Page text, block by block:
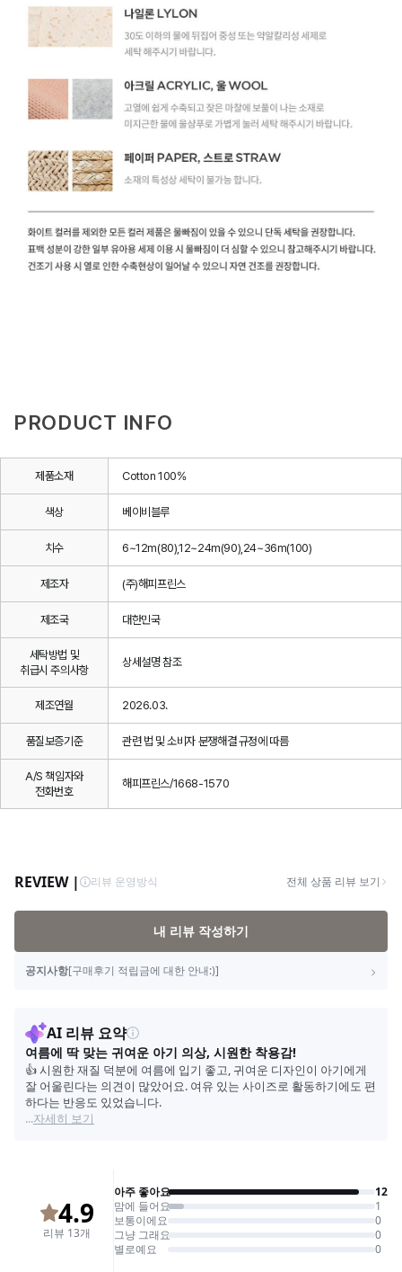
PRODUCT INFO
제품소재 Cotton 100%
색상 베이비블루
치수 6~12m(80),12~24m(90),24~36m(100)
제조자 (주)해피프린스
제조국 대한민국
세탁방법 및
취급시 주의사항
상세설명 참조
제조연월 2026.03.
품질보증기준 관련 법 및 소비자 분쟁해결 규정에 따름
A/S 책임자와
전화번호
해피프린스/1668-1570